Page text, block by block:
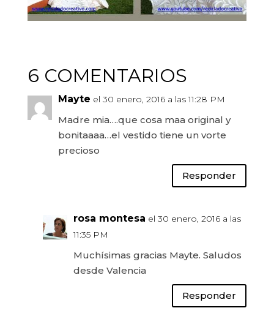
6 COMENTARIOS
Mayte el 30 enero, 2016 a las 11:28 PM
Madre mia….que cosa maa original y
bonitaaaa…el vestido tiene un vorte
precioso
Responder
rosa montesa el 30 enero, 2016 a las
11:35 PM
Muchísimas gracias Mayte. Saludos
desde Valencia
Responder